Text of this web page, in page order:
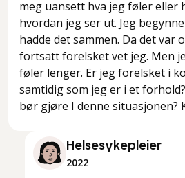
meg uansett hva jeg føler eller
hvordan jeg ser ut. Jeg
hadde det sammen. Da det var
fortsatt forelsket vet jeg. Men
føler lenger. Er jeg forelsket i
samtidig som jeg er i et
bør gjøre I denne situasjonen?
Helsesykepleier
2022